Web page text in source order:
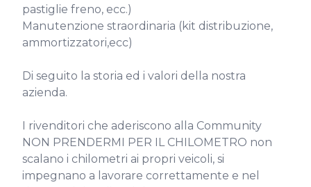
pastiglie freno, ecc.)
Manutenzione straordinaria (kit distribuzione,
ammortizzatori,ecc)
Di seguito la storia ed i valori della nostra
azienda.
I rivenditori che aderiscono alla Community
NON PRENDERMI PER IL CHILOMETRO non
scalano i chilometri ai propri veicoli, si
impegnano a lavorare correttamente e nel